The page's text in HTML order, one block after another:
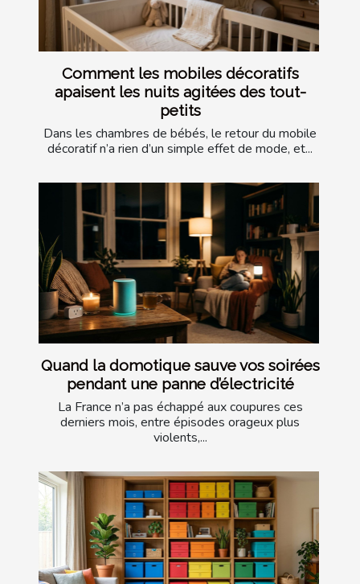
Comment les mobiles décoratifs
apaisent les nuits agitées des tout-
petits
Dans les chambres de bébés, le retour du mobile
décoratif n’a rien d’un simple effet de mode, et...
Quand la domotique sauve vos soirées
pendant une panne d’électricité
La France n’a pas échappé aux coupures ces
derniers mois, entre épisodes orageux plus
violents,...